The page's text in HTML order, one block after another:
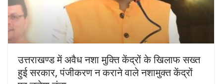
उत्तराखण्ड में अवैध नशा मुक्ति केंद्रों के खिलाफ सख्त
हुई सरकार, पंजीकरण न कराने वाले नशामुक्त केंद्रों